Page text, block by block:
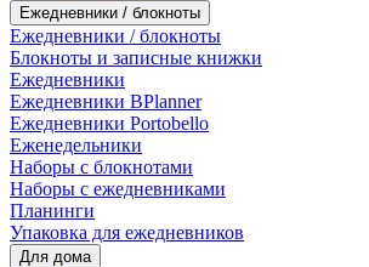
Ежедневники / блокноты
Ежедневники / блокноты
Блокноты и записные книжки
Ежедневники
Ежедневники BPlanner
Ежедневники Portobello
Еженедельники
Наборы с блокнотами
Наборы с ежедневниками
Планинги
Упаковка для ежедневников
Для дома